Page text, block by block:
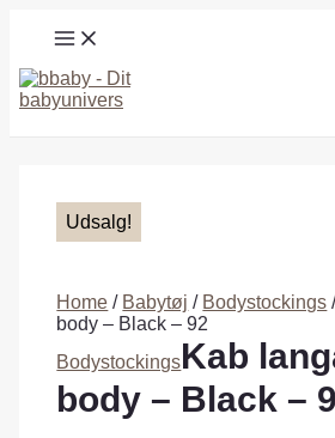
MAIN
MENU
Udsalg!
Home / Babytøj / Bodystockings
body – Black – 92
BodystockingsKab
body – Black –